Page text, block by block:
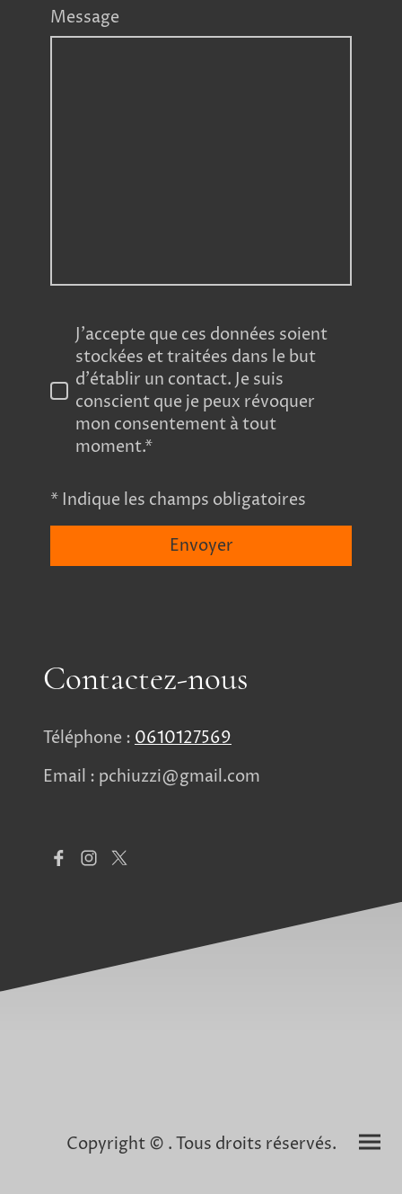
Message
J'accepte que ces données soient
stockées et traitées dans le but
d'établir un contact. Je suis
conscient que je peux révoquer
mon consentement à tout
moment.*
* Indique les champs obligatoires
Envoyer
Contactez-nous
Téléphone : 0610127569
Email : pchiuzzi@gmail.com
Copyright © . Tous droits réservés.